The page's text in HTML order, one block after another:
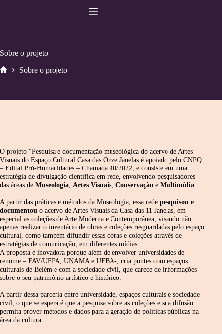
Sobre o projeto
Sobre o projeto
O projeto “Pesquisa e documentação museológica do acervo de Artes
Visuais do Espaço Cultural Casa das Onze Janelas é apoiado pelo CNPQ
– Edital Pró-Humanidades – Chamada 40/2022, e consiste em uma
estratégia de divulgação científica em rede, envolvendo pesquisadores
das áreas de Museologia, Artes Visuais, Conservação e Multimídia.
A partir das práticas e métodos da Museologia, essa rede pesquisou e
documentou o acervo de Artes Visuais da Casa das 11 Janelas, em
especial as coleções de Arte Moderna e Contemporânea, visando não
apenas realizar o inventário de obras e coleções resguardadas pelo espaço
cultural, como também difundir essas obras e coleções através de
estratégias de comunicação, em diferentes mídias.
A proposta é inovadora porque além de envolver universidades de
renome – FAV/UFPA, UNAMA e UFBA-, cria pontes com espaços
culturais de Belém e com a sociedade civil, que carece de informações
sobre o seu patrimônio artístico e histórico.
A partir dessa parceria entre universidade, espaços culturais e sociedade
civil, o que se espera é que a pesquisa sobre as coleções e sua difusão
permita prover métodos e dados para a geração de políticas públicas na
área da cultura.